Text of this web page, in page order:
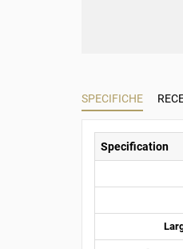
SPECIFICHE
Specification